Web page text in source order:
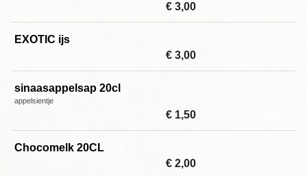
€ 3,00
EXOTIC ijs
€ 3,00
sinaasappelsap 20cl
appelsientje
€ 1,50
Chocomelk 20CL
€ 2,00